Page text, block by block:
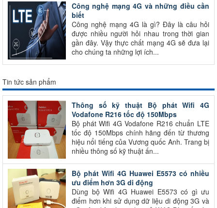
Công nghệ mạng 4G và những điều cần
biết
Công nghệ mạng 4G là gì? Đây là câu hỏi
được nhiều người hỏi nhau trong thời gian
gần đây. Vậy thực chất mạng 4G sẽ đưa lại
cho chúng ta những lợi ích...
Tin tức sản phẩm
Thông số kỹ thuật Bộ phát Wifi 4G
Vodafone R216 tốc độ 150Mbps
Bộ phát Wifi 4G Vodafone R216 chuẩn LTE
tốc độ 150Mbps chính hãng đến từ thương
hiệu nổi tiếng của Vương quốc Anh. Trang bị
nhiều thông số kỹ thuật ấn...
Bộ phát Wifi 4G Huawei E5573 có nhiều
ưu điểm hơn 3G di động
Dùng bộ Wifi 4G Huawei E5573 có gì ưu
điểm hơn khi sử dụng dữ liệu di động 3G và